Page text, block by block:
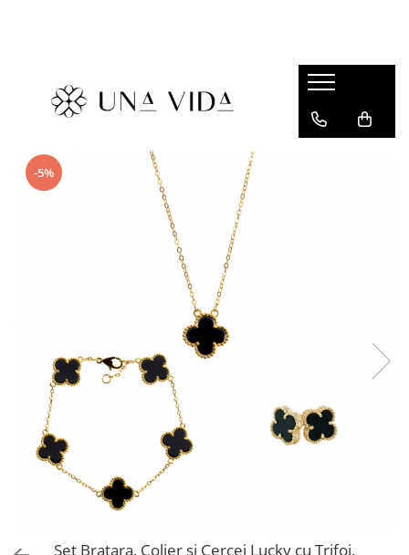
Cadouri pentru EA
CADOURI sub 150 lei - EA
CADOURI sub 150 lei - EL
-5%
Set Bratara, Colier si Cercei Lucky cu Trifoi,